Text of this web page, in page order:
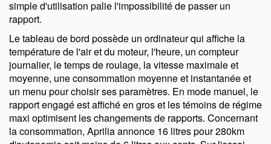
simple d'utilisation palie l'impossibilité de passer un
rapport.
Le tableau de bord possède un ordinateur qui affiche la
température de l'air et du moteur, l'heure, un compteur
journalier, le temps de roulage, la vitesse maximale et
moyenne, une consommation moyenne et instantanée et
un menu pour choisir ses paramètres. En mode manuel, le
rapport engagé est affiché en gros et les témoins de régime
maxi optimisent les changements de rapports. Concernant
la consommation, Aprilia annonce 16 litres pour 280km